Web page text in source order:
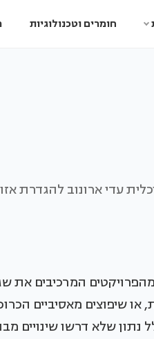
חומרים וטכנולוגיות
עדי ארונוב להגדרת
המרכיבים את
שיפוצים מאסיביים
שלא דרשו שינויים